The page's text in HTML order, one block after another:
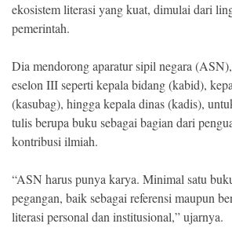
ekosistem literasi yang kuat, dimulai dari
pemerintah.
Dia mendorong aparatur sipil negara
eselon III seperti kepala bidang (kabid),
(kasubag), hingga kepala dinas (kadis),
tulis berupa buku sebagai bagian dari
kontribusi ilmiah.
“ASN harus punya karya. Minimal satu
pegangan, baik sebagai referensi maupun
literasi personal dan institusional,” ujarnya.